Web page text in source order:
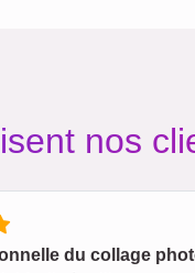
nos
du collage